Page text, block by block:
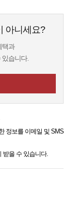
아니세요?
택과
있습니다.
정보를 이메일 및 SMS
받을 수 있습니다.